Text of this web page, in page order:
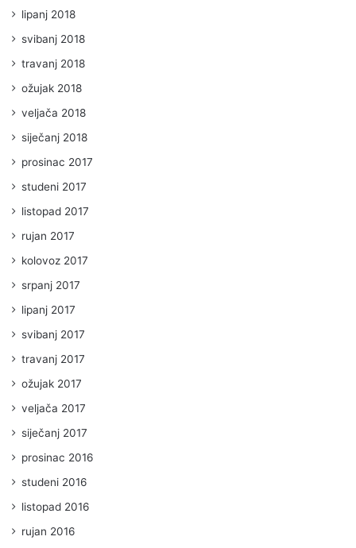
lipanj 2018
svibanj 2018
travanj 2018
ožujak 2018
veljača 2018
siječanj 2018
prosinac 2017
studeni 2017
listopad 2017
rujan 2017
kolovoz 2017
srpanj 2017
lipanj 2017
svibanj 2017
travanj 2017
ožujak 2017
veljača 2017
siječanj 2017
prosinac 2016
studeni 2016
listopad 2016
rujan 2016